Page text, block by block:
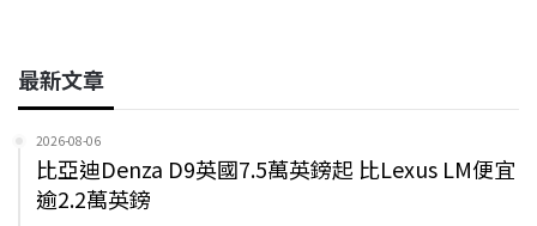
最新文章
2026-08-06
比亞迪Denza D9英國7.5萬英鎊起 比Lexus LM便宜
逾2.2萬英鎊